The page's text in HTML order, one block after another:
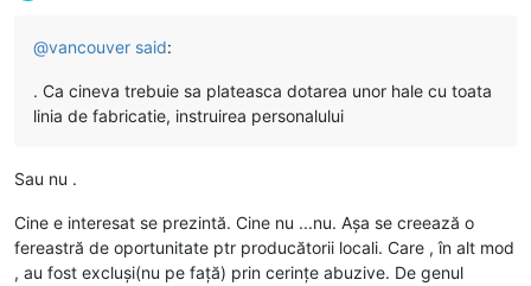
Deconectat
@vancouver said:
. Ca cineva trebuie sa plateasca dotarea unor hale cu toata
linia de fabricatie, instruirea personalului
Sau nu .
Cine e interesat se prezintă. Cine nu ...nu. Așa se creează o
fereastră de oportunitate ptr producătorii locali. Care , în alt mod
, au fost excluși(nu pe față) prin cerințe abuzive. De genul